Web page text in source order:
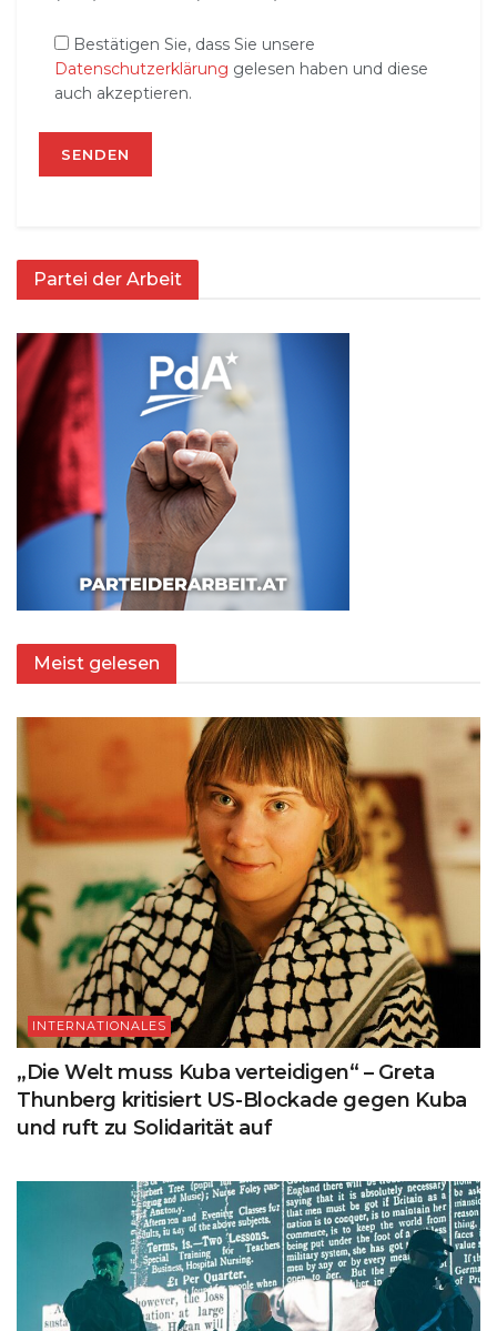
Bestätigen Sie, dass Sie unsere
Datenschutzerklärung gelesen haben und diese
auch akzeptieren.
Partei der Arbeit
Meist gelesen
INTERNATIONALES
„Die Welt muss Kuba verteidigen“ – Greta
Thunberg kritisiert US-Blockade gegen Kuba
und ruft zu Solidarität auf